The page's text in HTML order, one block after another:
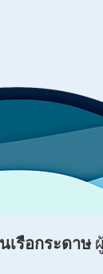
เรือกระดาษ